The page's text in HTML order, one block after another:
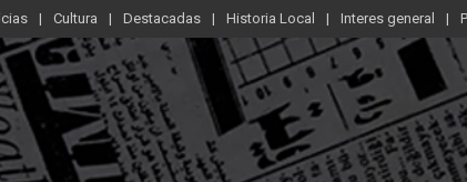
Cultura Destacadas Historia Local Interes general